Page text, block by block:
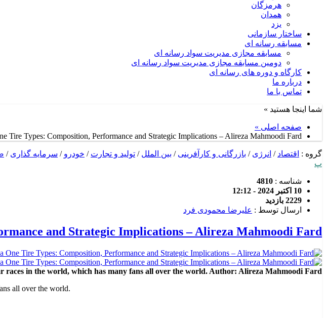
هرمزگان
همدان
یزد
ساختار سازمانی
مسابقه رسانه ای
مسابقه مجازی مدیریت سواد رسانه ای
دومین مسابقه مجازی مدیریت سواد رسانه ای
کارگاه و دوره های رسانه ای
درباره ما
تماس با ما
شما اینجا هستید »
صفحه اصلی »
Tire Types: Composition, Performance and Strategic Implications – Alireza Mahmoodi Fard
گروه : اقتصاد / انرژی / بازرگانی و کارآفرینی / بین الملل / تولید و تجارت / خودرو / سرمایه گذاری /
پ
شناسه : 4810
10 اکتبر 2024 - 12:12
2229 بازدید
ارسال توسط : علیرضا محمودی فرد
and Strategic Implications – Alireza Mahmoodi Fard
races in the world, which has many fans all over the world. Author: Alireza Mahmoodi Fard
all over the world.